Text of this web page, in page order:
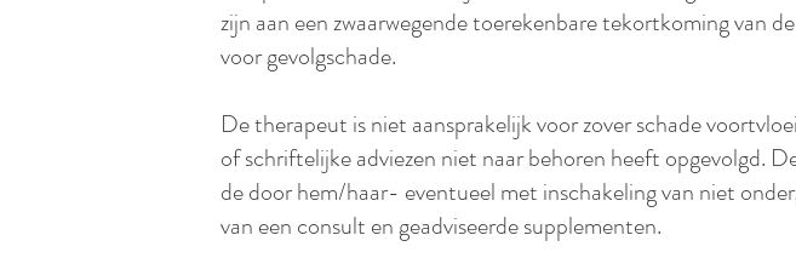
zijn aan een zwaarwegende toerekenbare tekortkoming van
voor gevolgschade.
De therapeut is niet aansprakelijk voor zover schade
of schriftelijke adviezen niet naar behoren heeft opgevolgd.
de door hem/haar- eventueel met inschakeling van niet
van een consult en geadviseerde supplementen.